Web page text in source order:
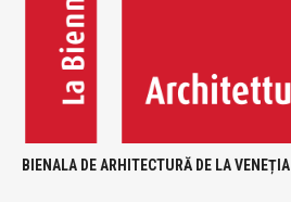
BIENALA DE ARHITECTURĂ DE LA VENEȚIA